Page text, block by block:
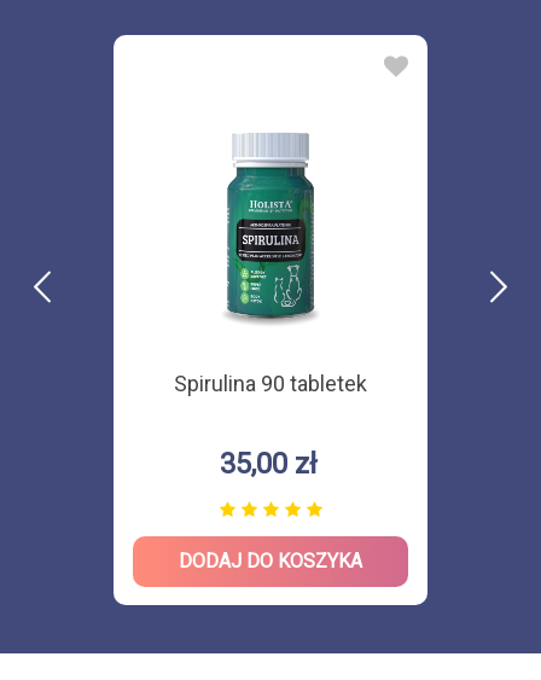
Spirulina 90 tabletek
35,00 zł
DODAJ DO KOSZYKA